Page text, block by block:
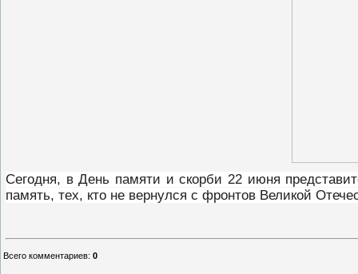
Сегодня, в День памяти и скорби 22 июня
память, тех, кто не вернулся с фронтов Великой
Всего комментариев: 0